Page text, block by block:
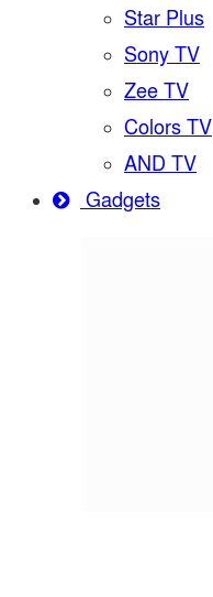
Star Plus
Sony TV
Zee TV
Colors TV
AND TV
Gadgets